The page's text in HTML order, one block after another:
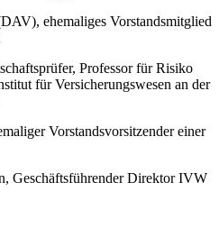
ehemaliges Vorstandsmitglied
Professor für Risiko
für Versicherungswesen an der
Vorstandsvorsitzender einer
Geschäftsführender Direktor IVW